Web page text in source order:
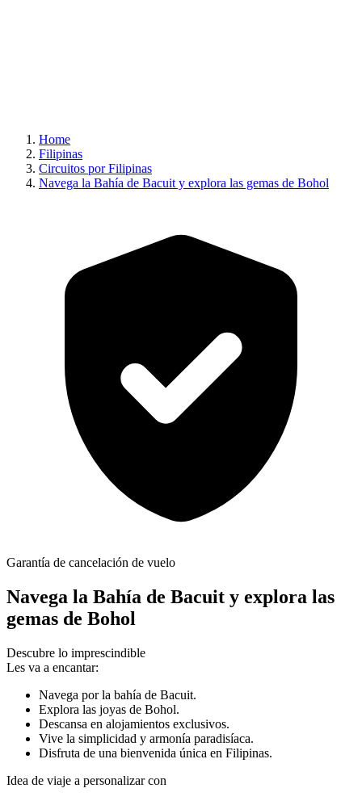
Home
Filipinas
Circuitos por Filipinas
Navega la Bahía de Bacuit y explora las gemas de Bohol
Garantía de cancelación de vuelo
Navega la Bahía de Bacuit y explora las
gemas de Bohol
Descubre lo imprescindible
Les va a encantar:
Navega por la bahía de Bacuit.
Explora las joyas de Bohol.
Descansa en alojamientos exclusivos.
Vive la simplicidad y armonía paradisíaca.
Disfruta de una bienvenida única en Filipinas.
Idea de viaje a personalizar con